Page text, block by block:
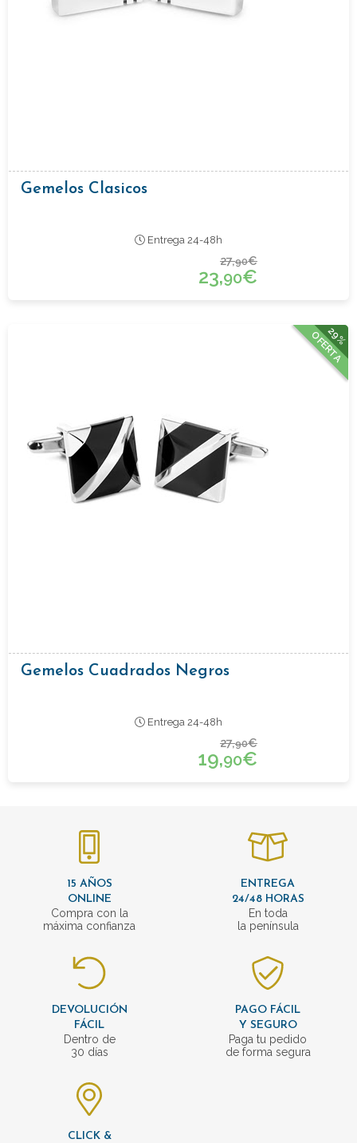
Gemelos Clasicos
Entrega 24-48h
27,90€
23,90€
29%
OFERTA
Gemelos Cuadrados Negros
Entrega 24-48h
27,90€
19,90€
15 AÑOS
ONLINE
Compra con la
máxima confianza
ENTREGA
24/48 HORAS
En toda
la península
DEVOLUCIÓN
FÁCIL
Dentro de
30 días
PAGO FÁCIL
Y SEGURO
Paga tu pedido
de forma segura
CLICK &